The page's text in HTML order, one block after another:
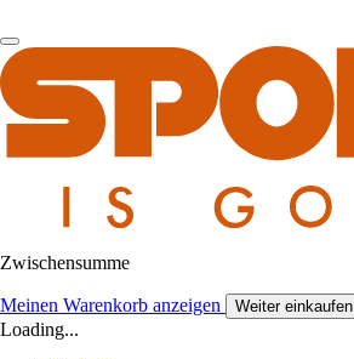
Zwischensumme
Meinen Warenkorb anzeigen Weiter einkaufen
Loading...